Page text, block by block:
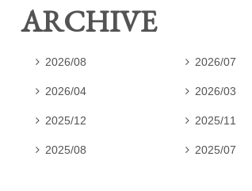
ARCHIVE
 2026/08  2026/07
 2026/04  2026/03
 2025/12  2025/11
 2025/08  2025/07